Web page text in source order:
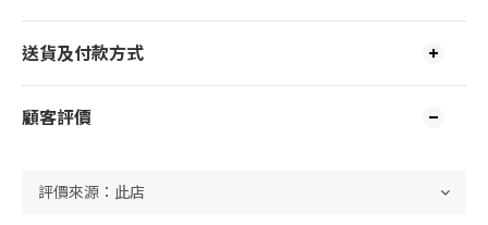
送貨及付款方式
顧客評價